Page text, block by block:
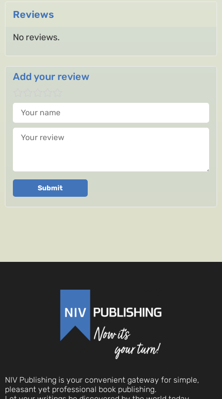
Reviews
No reviews.
Add your review
Your name
Your review
Submit
NIV Publishing is your convenient gateway for simple,
pleasant yet professional book publishing.